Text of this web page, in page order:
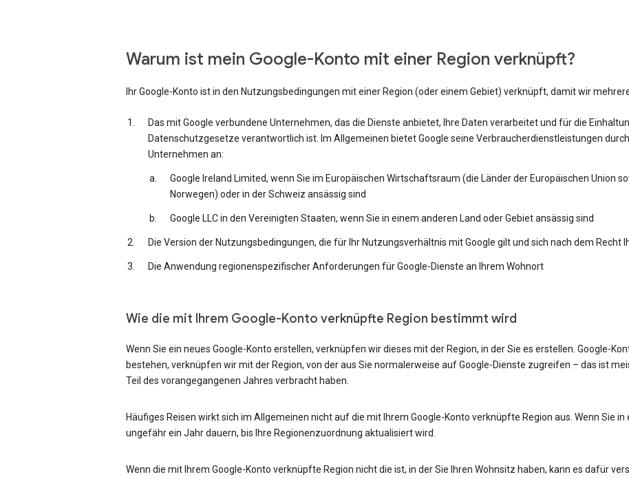
Warum ist mein Google-Konto mit einer Region verknüpft?
Ihr Google-Konto ist in den Nutzungsbedingungen mit einer Region (oder einem Gebiet) verknüpft, damit wir
Das mit Google verbundene Unternehmen, das die Dienste anbietet, Ihre Daten verarbeitet und für die
Datenschutzgesetze verantwortlich ist. Im Allgemeinen bietet Google seine Verbraucherdienstleistungen
Unternehmen an:
Google Ireland Limited, wenn Sie im Europäischen Wirtschaftsraum (die Länder der Europäischen Union
Norwegen) oder in der Schweiz ansässig sind
Google LLC in den Vereinigten Staaten, wenn Sie in einem anderen Land oder Gebiet ansässig sind
Die Version der Nutzungsbedingungen, die für Ihr Nutzungsverhältnis mit Google gilt und sich nach dem Recht
Die Anwendung regionenspezifischer Anforderungen für Google-Dienste an Ihrem Wohnort
Wie die mit Ihrem Google-Konto verknüpfte Region bestimmt wird
Wenn Sie ein neues Google-Konto erstellen, verknüpfen wir dieses mit der Region, in der Sie es erstellen. Google-
bestehen, verknüpfen wir mit der Region, von der aus Sie normalerweise auf Google-Dienste zugreifen – das ist
Teil des vorangegangenen Jahres verbracht haben.
Häufiges Reisen wirkt sich im Allgemeinen nicht auf die mit Ihrem Google-Konto verknüpfte Region aus. Wenn Sie in
ungefähr ein Jahr dauern, bis Ihre Regionenzuordnung aktualisiert wird.
Wenn die mit Ihrem Google-Konto verknüpfte Region nicht die ist, in der Sie Ihren Wohnsitz haben, kann es dafür